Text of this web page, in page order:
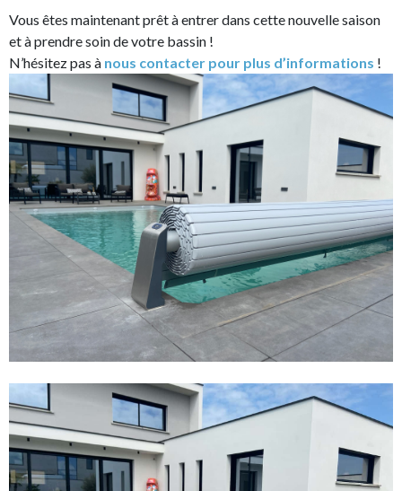
Vous êtes maintenant prêt à entrer dans cette nouvelle saison
et à prendre soin de votre bassin !
N’hésitez pas à nous contacter pour plus d’informations !